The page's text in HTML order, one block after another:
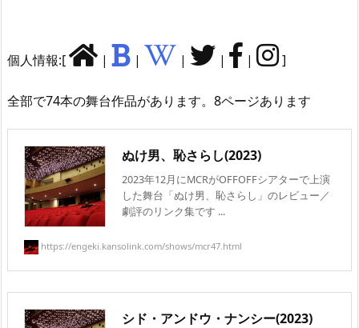
個人情報:[ | | | | | ]
全部で74本の舞台作品があります。8ページあります
ぬけ男、恥さらし(2023)
2023年12月にMCRがOFFOFFシアターで上演
した舞台「ぬけ男、恥さらし」のレビュー／
劇評のリンク集です ...
https://engeki.kansolink.com/shows/mcr47.html
シド・アンドウ・ナンシー(2023)